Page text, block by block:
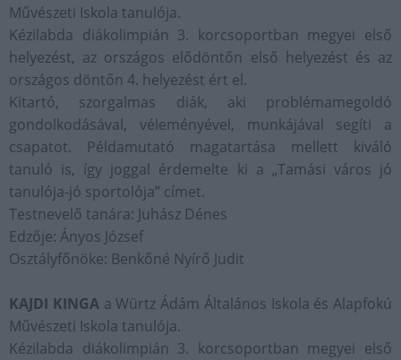
Művészeti Iskola tanulója.
Kézilabda diákolimpián 3. korcsoportban megyei első
helyezést, az országos elődöntőn első helyezést és az
országos döntőn 4. helyezést ért el.
Kitartó, szorgalmas diák, aki problémamegoldó
gondolkodásával, véleményével, munkájával segíti a
csapatot. Példamutató magatartása mellett kiváló
tanuló is, így joggal érdemelte ki a „Tamási város jó
tanulója-jó sportolója” címet.
Testnevelő tanára: Juhász Dénes
Edzője: Ányos József
Osztályfőnöke: Benkőné Nyírő Judit
KAJDI KINGAa Würtz Ádám Általános Iskola és Alapfokú
Művészeti Iskola tanulója.
Kézilabda diákolimpián 3. korcsoportban megyei első